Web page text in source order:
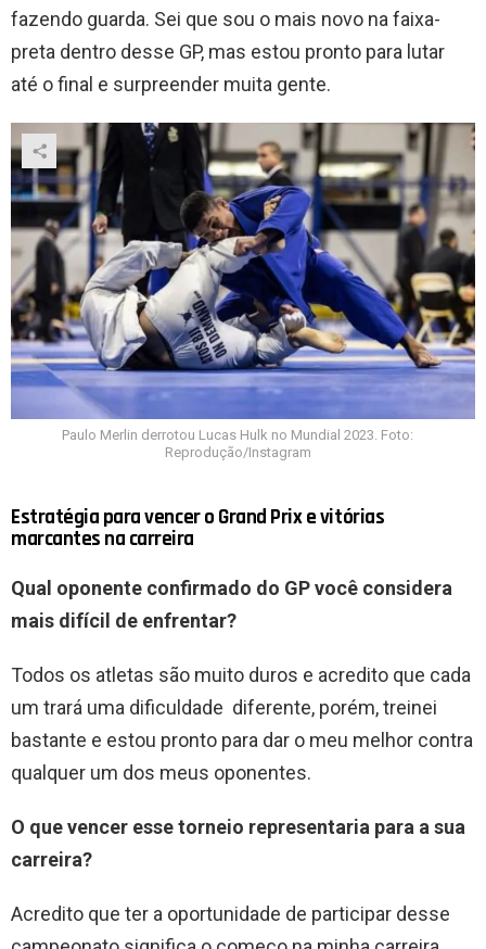
fazendo guarda. Sei que sou o mais novo na faixa-
preta dentro desse GP, mas estou pronto para lutar
até o final e surpreender muita gente.
Paulo Merlin derrotou Lucas Hulk no Mundial 2023. Foto:
Reprodução/Instagram
Estratégia para vencer o Grand Prix e vitórias
marcantes na carreira
Qual oponente confirmado do GP você considera
mais difícil de enfrentar?
Todos os atletas são muito duros e acredito que cada
um trará uma dificuldade diferente, porém, treinei
bastante e estou pronto para dar o meu melhor contra
qualquer um dos meus oponentes.
O que vencer esse torneio representaria para a sua
carreira?
Acredito que ter a oportunidade de participar desse